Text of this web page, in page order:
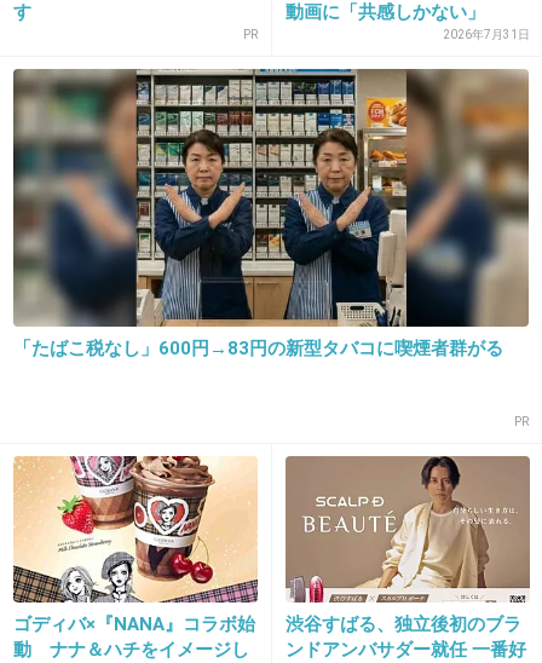
+34
2018/11/30(金) 18:13:45
>>17
+13
22. 匿名 2018/11/30(金) 18:21:57
+7 -11
23. 匿名2018/11/30(金) 18:24:08
ゆりやんレトリィバァ大好き～！！！
あの器用な感じ 良いわ〜(*˘︶˘*).｡.:*♡
+2 -21
す
PR
動画に「共感しかない」
2026年7月31日
「たばこ税なし」600円→83円の新型タバコに喫煙者群がる
PR
ゴディバ×『NANA』コラボ始
動 ナナ＆ハチをイメージし
渋谷すばる、独立後初のブラ
ンドアンバサダー就任 一番好